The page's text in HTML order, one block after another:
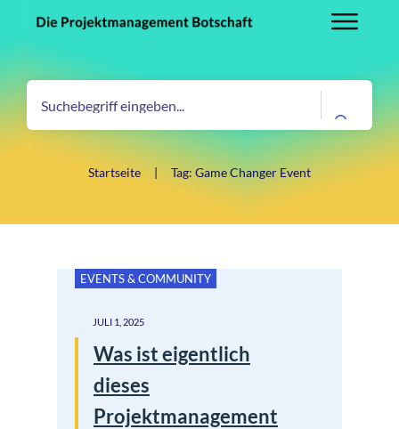
Startseite | Tag: Game Changer Event
EVENTS & COMMUNITY
JULI 1, 2025
Was ist eigentlich
dieses
Projektmanagement